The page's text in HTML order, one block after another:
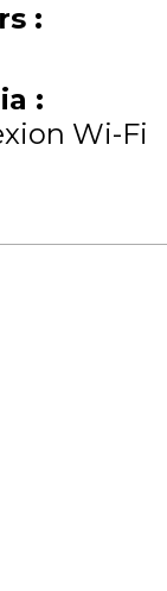
:
:
Wi-Fi